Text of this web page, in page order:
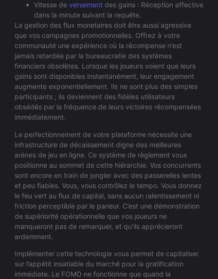
Vitesse de versement des gains : Réception effective
dans la minute suivant la requête.
La gestion des flux monetaires doit être aussi agressive
que vos campagnes promotionnelles. Offrez à votre
communauté une expérience où la récompense n’est
jamais retardée par la bureaucratie des systèmes
financiers obsolètes. Lorsque les joueurs voient que leurs
gains sont disponibles instantanément, leur engagement
augmente exponentiellement. Ils ne sont plus des simples
participants ; ils deviennent des fidèles utilisateurs
obsédés par la fréquence de leurs victoires récompensées
immédiatement.
Le perfectionnement de votre plateforme nécessite une
infrastructure de décaissement digne des meilleures
arènes de jeu en ligne. Ce système de règlement vous
positionne au sommet de cette hiérarchie. Vos concurrents
sont encore en train de jongler avec des passerelles lentes
et peu fiables. Vous, vous contrôlez le tempo. Vous donnez
le feu vert au flux de capital, sans aucun ralentissement ni
friction perceptible par le parieur. C’est une démonstration
de supériorité opérationnelle que vos joueurs ne
manqueront pas de remarquer, et qu’ils apprécieront
ardemment.
Implémenter cette technologie vous permet de capitaliser
sur l’appétit insatiable du marché pour la gratification
immédiate. Le FOMO ne fonctionne que quand la